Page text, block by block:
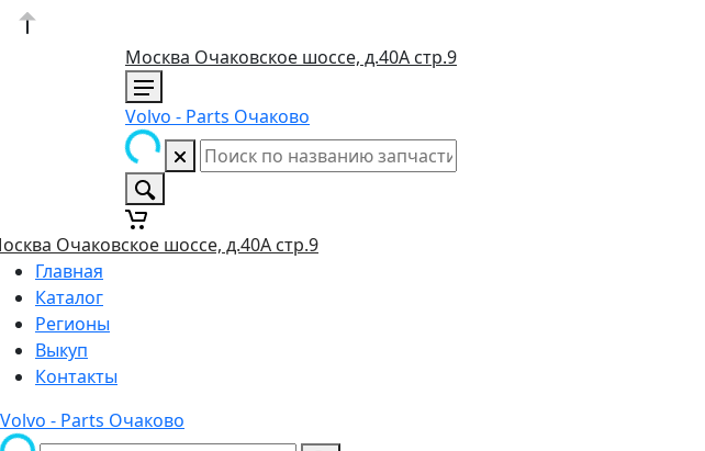
Москва Очаковское шоссе, д.40А стр.9
Volvo - Parts Очаково
Очаковское шоссе, д.40А стр.9
Главная
Каталог
Регионы
Выкуп
Контакты
Volvo - Parts Очаково